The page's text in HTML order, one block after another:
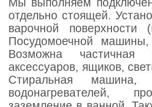
Мы выполняем
отдельно стоящей.
варочной поверхности
Посудомоечной машины,
Возможна частичная
аксессуаров, ящиков,
Стиральная машина,
водонагревателей,